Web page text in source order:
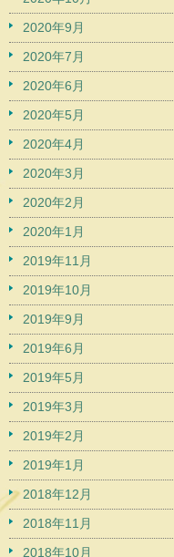
2020年9月
2020年7月
2020年6月
2020年5月
2020年4月
2020年3月
2020年2月
2020年1月
2019年11月
2019年10月
2019年9月
2019年6月
2019年5月
2019年3月
2019年2月
2019年1月
2018年12月
2018年11月
2018年10月